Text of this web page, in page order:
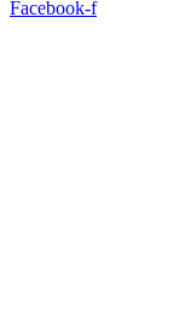
Facebook-f